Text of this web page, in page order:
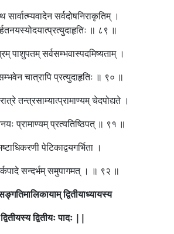
सर्वदोषनिराकृतिम् ।
॥ ८९ ॥
पाशुपतम् सर्वसम्भवास्पदमिष्यताम् ।
चात्रापि प्रत्युदाहृतिः ॥ ९० ॥
तन्त्रसाम्यात्प्रामाण्यम् चेदपोद्यते ।
प्रामाण्यम् प्रत्यतिष्ठिपत् ॥ ९१ ॥
पेटिकाद्वयगर्भिता ।
सन्दर्भम् समुपागमत् । ॥ ९२ ॥
द्वितीयाध्यायस्य
द्वितीयस्य द्वितीयः पादः ||